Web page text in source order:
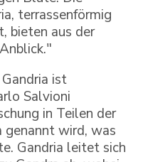
terrassenförmig
bieten aus der
ist
Salvioni
in Teilen der
genannt wird, was
Gandria leitet sich